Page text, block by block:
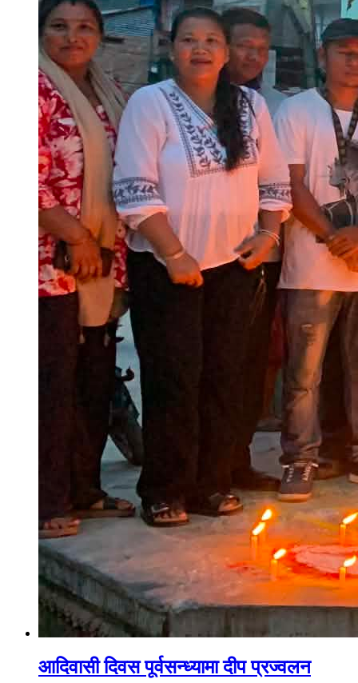
आदिवासी दिवस पूर्वसन्ध्यामा दीप प्रज्वलन